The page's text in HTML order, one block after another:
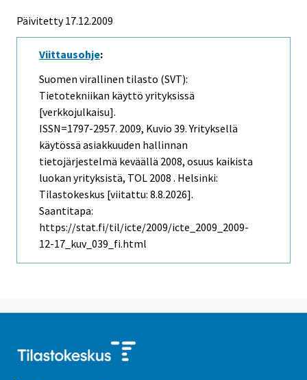
Päivitetty 17.12.2009
Viittausohje:
Suomen virallinen tilasto (SVT):
Tietotekniikan käyttö yrityksissä
[verkkojulkaisu].
ISSN=1797-2957. 2009, Kuvio 39. Yrityksellä
käytössä asiakkuuden hallinnan
tietojärjestelmä keväällä 2008, osuus kaikista
luokan yrityksistä, TOL 2008 . Helsinki:
Tilastokeskus [viitattu: 8.8.2026].
Saantitapa:
https://stat.fi/til/icte/2009/icte_2009_2009-
12-17_kuv_039_fi.html